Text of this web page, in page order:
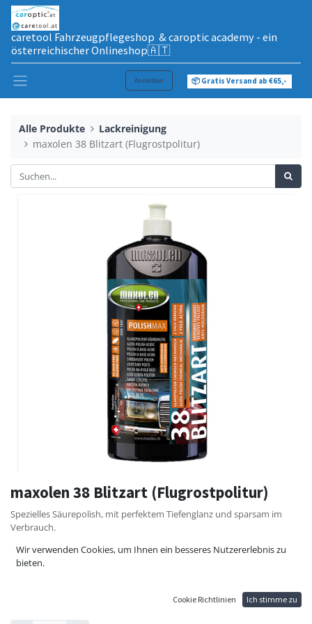
caretool Fahrzeugpflegeshop & caroptic academy - ein
österreichischer Onlineshop🇦🇹
Anmelden 📦 Gratis Versand ab €65,-
Alle Produkte
Lackreinigung
maxolen 38 Blitzart (Flugrostpolitur)
maxolen 38 Blitzart (Flugrostpolitur)
Spezielles Säurepolish, mit perfektem Tiefenglanz und sparsam im
Verbrauch.
Betonschleier.
Wir verwenden Cookies, um Ihnen ein besseres Nutzererlebnis zu
bieten.
Cookie Richtlinien Ich stimme zu